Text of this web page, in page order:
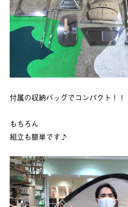
付属の収納バッグでコンパクト！！
もちろん
組立も簡単です♪